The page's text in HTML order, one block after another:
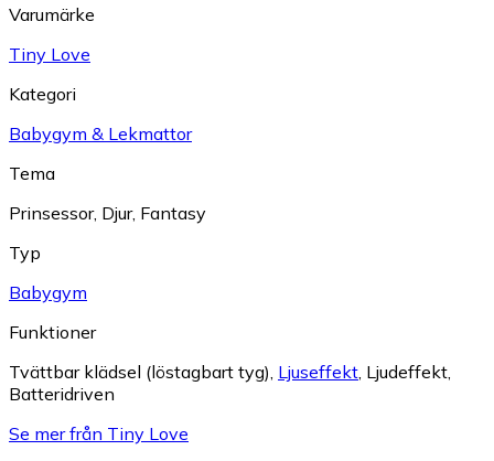
Varumärke
Tiny Love
Kategori
Babygym & Lekmattor
Tema
Prinsessor, Djur, Fantasy
Typ
Babygym
Funktioner
Tvättbar klädsel (löstagbart tyg), Ljuseffekt, Ljudeffekt,
Batteridriven
Se mer från Tiny Love